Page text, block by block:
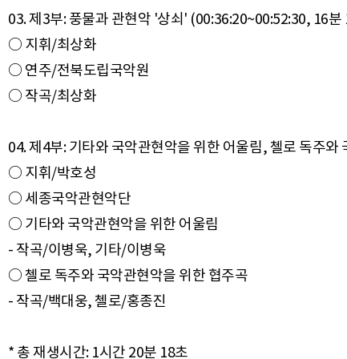
03. 제3부: 풍물과 관현악 '상쇠' (00:36:20~00:52:30, 16분
○ 지휘/최상화
○ 연주/전북도립국악원
○ 작곡/최상화
04. 제4부: 기타와 국악관현악을 위한 어울림, 첼로 독주
○ 지휘/박호성
○ 세종국악관현악단
○ 기타와 국악관현악을 위한 어울림
- 작곡/이병욱, 기타/이병욱
○ 첼로 독주와 국악관현악을 위한 협주곡
- 작곡/백대웅, 첼로/홍종진